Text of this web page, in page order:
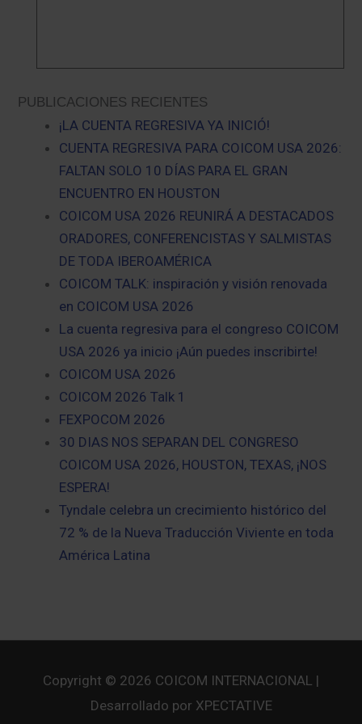
PUBLICACIONES RECIENTES
¡LA CUENTA REGRESIVA YA INICIÓ!
CUENTA REGRESIVA PARA COICOM USA 2026:
FALTAN SOLO 10 DÍAS PARA EL GRAN
ENCUENTRO EN HOUSTON
COICOM USA 2026 REUNIRÁ A DESTACADOS
ORADORES, CONFERENCISTAS Y SALMISTAS
DE TODA IBEROAMÉRICA
COICOM TALK: inspiración y visión renovada
en COICOM USA 2026
La cuenta regresiva para el congreso COICOM
USA 2026 ya inicio ¡Aún puedes inscribirte!
COICOM USA 2026
COICOM 2026 Talk 1
FEXPOCOM 2026
30 DIAS NOS SEPARAN DEL CONGRESO
COICOM USA 2026, HOUSTON, TEXAS, ¡NOS
ESPERA!
Tyndale celebra un crecimiento histórico del
72 % de la Nueva Traducción Viviente en toda
América Latina
Copyright © 2026 COICOM INTERNACIONAL |
Desarrollado por XPECTATIVE